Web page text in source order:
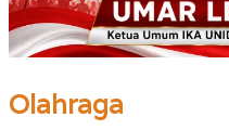
Olahraga